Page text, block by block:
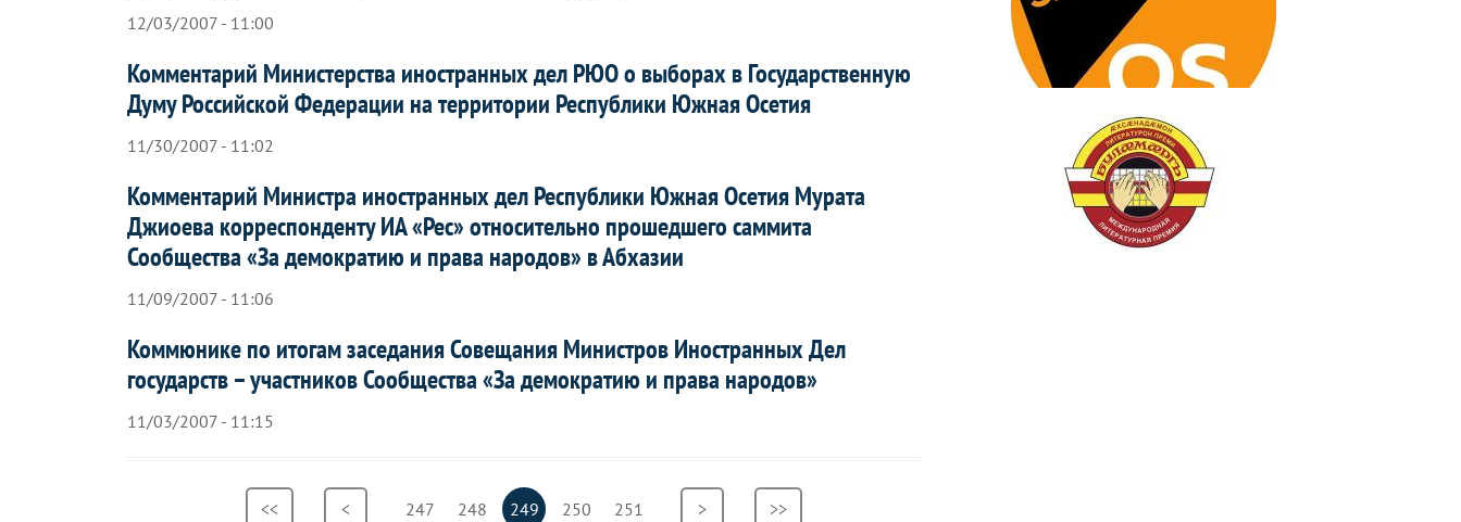
12/03/2007 - 11:00
Комментарий Министерства иностранных дел РЮО о выборах в Государственную
Думу Российской Федерации на территории Республики Южная Осетия
11/30/2007 - 11:02
Комментарий Министра иностранных дел Республики Южная Осетия Мурата
Джиоева корреспонденту ИА «Рес» относительно прошедшего саммита
Сообщества «За демократию и права народов» в Абхазии
11/09/2007 - 11:06
Коммюнике по итогам заседания Совещания Министров Иностранных Дел
государств – участников Сообщества «За демократию и права народов»
11/03/2007 - 11:15
НумерацияПервая
<<
Предыдущая
< Страница
247 Страница
248
Текущая
249 Страница
250 Страница
251
Следующая
>
Последняя
>>